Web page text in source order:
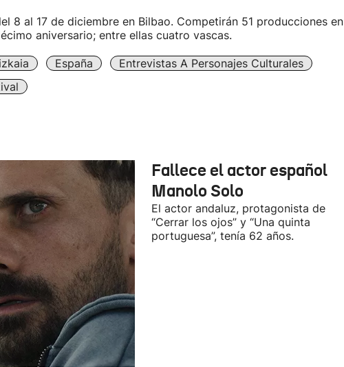
8 al 17 de diciembre en Bilbao. Competirán 51 producciones en
aniversario; entre ellas cuatro vascas.
España
Entrevistas A Personajes Culturales
Fallece el actor español
Manolo Solo
El actor andaluz, protagonista de
“Cerrar los ojos” y “Una quinta
portuguesa”, tenía 62 años.